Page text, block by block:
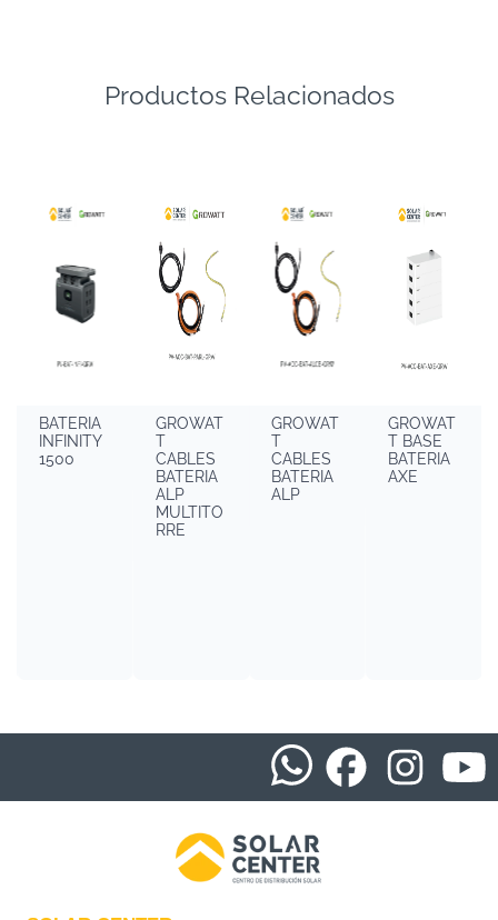
Productos Relacionados
BATERIA
INFINITY
1500
GROWAT
T
CABLES
BATERIA
ALP
MULTITO
RRE
GROWAT
T
CABLES
BATERIA
ALP
GROWAT
T BASE
BATERIA
AXE